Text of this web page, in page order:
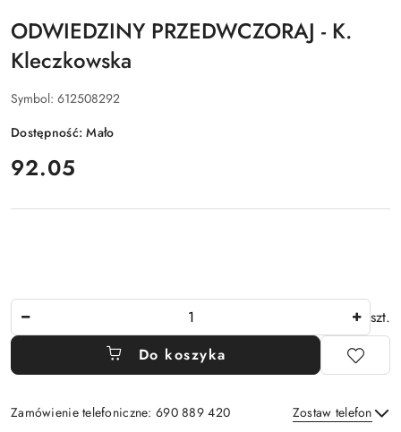
ODWIEDZINY PRZEDWCZORAJ - K.
Kleczkowska
Symbol: 612508292
Dostępność:Mało
cena:
92.05
szt.
Do koszyka
Zamówienie telefoniczne: 690 889 420 Zostaw telefon